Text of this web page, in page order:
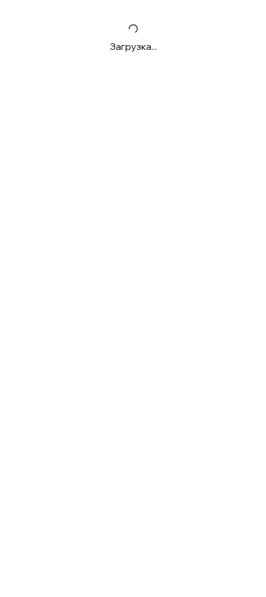
Загрузка...